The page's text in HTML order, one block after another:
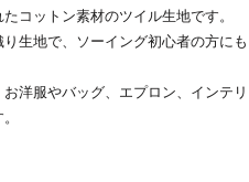
コットン素材のツイル生地です。
生地で、ソーイング初心者の方にも
洋服やバッグ、エプロン、インテリ